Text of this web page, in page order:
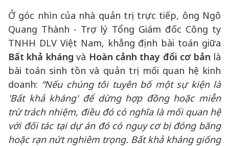
Ở góc nhìn của nhà quản trị trực tiếp, ông Ngô
Quang Thành - Trợ lý Tổng Giám đốc Công ty
TNHH DLV Việt Nam, khẳng định bài toán giữa
Bất khả kháng và Hoàn cảnh thay đổi cơ bản là
bài toán sinh tồn và quản trị mối quan hệ kinh
doanh: “Nếu chúng tôi tuyên bố một sự kiện là
'Bất khả kháng' để dừng hợp đồng hoặc miễn
trừ trách nhiệm, điều đó có nghĩa là mối quan hệ
với đối tác tại dự án đó có nguy cơ bị đóng băng
hoặc rạn nứt nghiêm trọng. Bất khả kháng giống